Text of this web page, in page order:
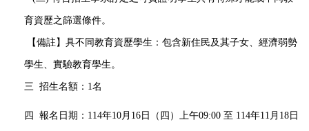
育資歷之篩選條件。
【備註】具不同教育資歷學生：包含新住民及其子女、經濟弱勢
學生、實驗教育學生。
三 招生名額：1名
四 報名日期：114年10月16日 （四）上午09:00 至 114年11月18日